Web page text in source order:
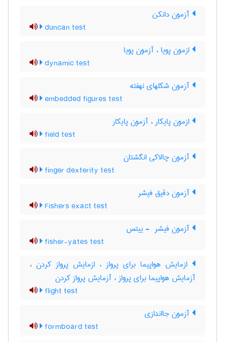
آزمون دانکن
duncan test
ازمون پویا ، آزمون پویا
dynamic test
آزمون شکلهای نهفته
embedded figures test
ازمون پایکار ، آزمون پایکار
field test
آزمون چالاکی انگشتان
finger dexterity test
آزمون دقیق فیشر
Fishers exact test
آزمون فیشر ‎ - ییتس
fisher-yates test
ازمایش هواپیما برای پرواز ، ازمایش پرواز کردن ،
آزمایش هواپیما برای پرواز ، آزمایش پرواز کردن
flight test
آزمون جااندازی
formboard test